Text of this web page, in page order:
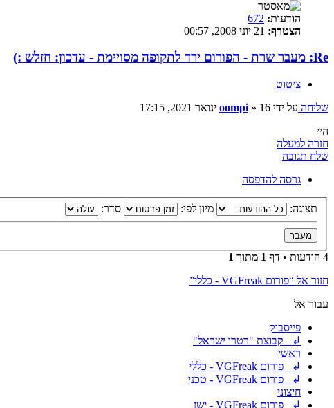
הודעות: 672
הצטרף:
Re: מעבר שרת - הפורום ירד לתקופה מסויימת - עדכון: חזלש :)
ציטוט
שליחה על ידי oompi » 16 ינואר 2021, 17:15
היי
חזרה למעלה
שלח תגובה
גרסה להדפסה
תצוגה: מיון לפי: סדר:
4 הודעות • דף 1 מתוך 1
חזור אל “פורום VGFreak - כללי”
עבור אל
פייסבוק
↲ קבוצת "רטרו ישראל"
ראשי
↲ פורום VGFreak - כללי
↲ פורום VGFreak - טכני
חיצוני
↲ פורום VGFreak - ישן